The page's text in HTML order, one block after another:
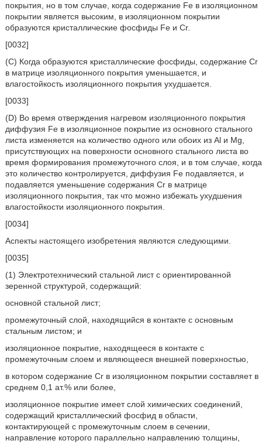
покрытия, но в том случае, когда содержание Fe в изоляционном
покрытии является высоким, в изоляционном покрытии
образуются кристаллические фосфиды Fe и Cr.
[0032]
(C) Когда образуются кристаллические фосфиды, содержание Cr
в матрице изоляционного покрытия уменьшается, и
влагостойкость изоляционного покрытия ухудшается.
[0033]
(D) Во время отверждения нагревом изоляционного покрытия
диффузия Fe в изоляционное покрытие из основного стального
листа изменяется на количество одного или обоих из Al и Mg,
присутствующих на поверхности основного стального листа во
время формирования промежуточного слоя, и в том случае, когда
это количество контролируется, диффузия Fe подавляется, и
подавляется уменьшение содержания Cr в матрице
изоляционного покрытия, так что можно избежать ухудшения
влагостойкости изоляционного покрытия.
[0034]
Аспекты настоящего изобретения являются следующими.
[0035]
(1) Электротехнический стальной лист с ориентированной
зеренной структурой, содержащий:
основной стальной лист;
промежуточный слой, находящийся в контакте с основным
стальным листом; и
изоляционное покрытие, находящееся в контакте с
промежуточным слоем и являющееся внешней поверхностью,
в котором содержание Cr в изоляционном покрытии составляет в
среднем 0,1 ат.% или более,
изоляционное покрытие имеет слой химических соединений,
содержащий кристаллический фосфид в области,
контактирующей с промежуточным слоем в сечении,
направление которого параллельно направлению толщины,